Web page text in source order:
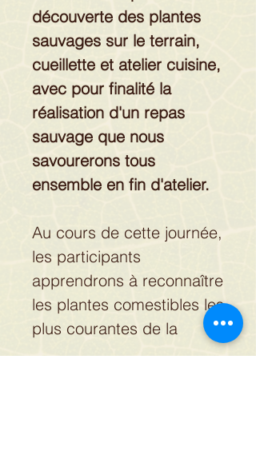
découverte des plantes
sauvages sur le terrain,
cueillette et atelier cuisine,
avec pour finalité la
réalisation d'un repas
sauvage que nous
savourerons tous
ensemble en fin d'atelier.
Au cours de cette journée,
les participants
apprendrons à reconnaître
les plantes comestibles les
plus courantes de la
saison et à les cueillir en